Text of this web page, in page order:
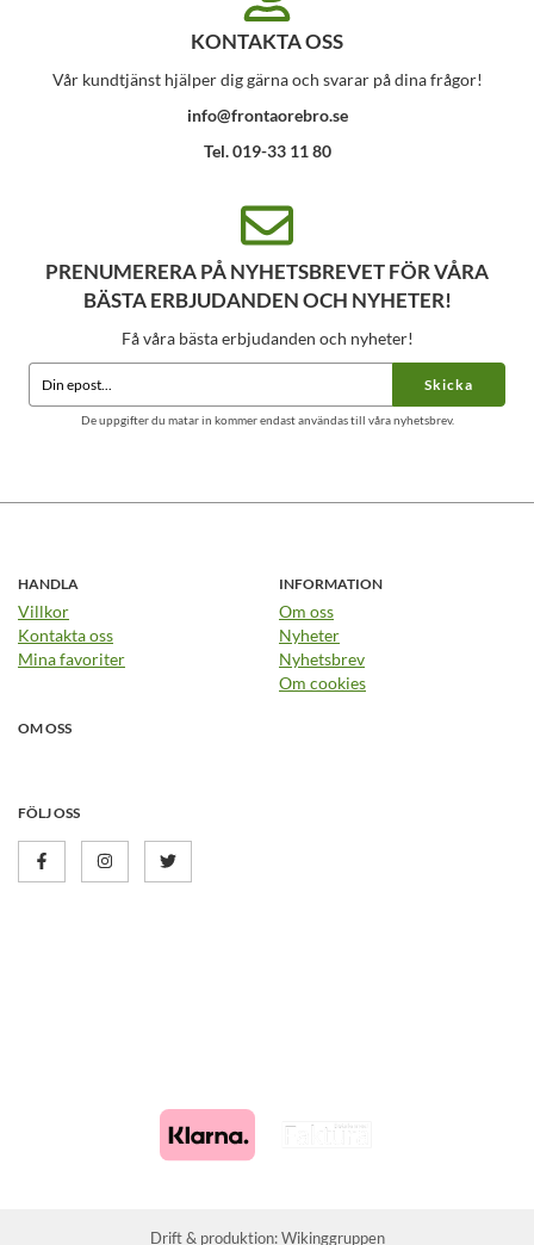
KONTAKTA OSS
Vår kundtjänst hjälper dig gärna och svarar på dina frågor!
info@frontaorebro.se
Tel. 019-33 11 80
PRENUMERERA PÅ NYHETSBREVET FÖR VÅRA
BÄSTA ERBJUDANDEN OCH NYHETER!
Få våra bästa erbjudanden och nyheter!
Skicka
De uppgifter du matar in kommer endast användas till våra nyhetsbrev.
HANDLA
Villkor
Kontakta oss
Mina favoriter
INFORMATION
Om oss
Nyheter
Nyhetsbrev
Om cookies
OM OSS
FÖLJ OSS
Drift & produktion:Wikinggruppen